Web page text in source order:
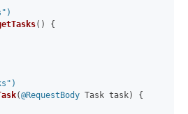
()
{
(@RequestBody Task task)
{